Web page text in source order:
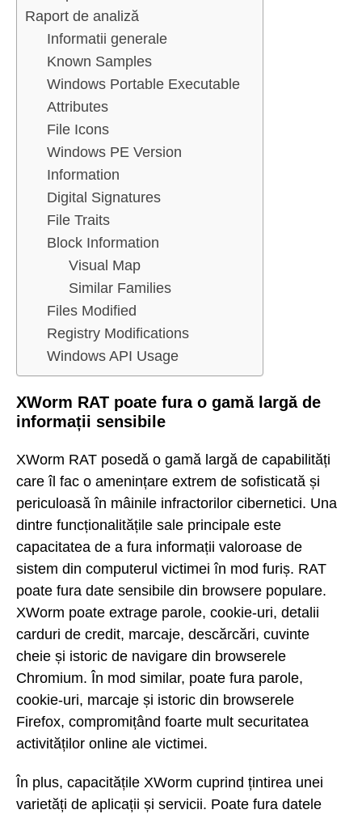
Raport de analiză
Informatii generale
Known Samples
Windows Portable Executable
Attributes
File Icons
Windows PE Version
Information
Digital Signatures
File Traits
Block Information
Visual Map
Similar Families
Files Modified
Registry Modifications
Windows API Usage
XWorm RAT poate fura o gamă largă de
informații sensibile
XWorm RAT posedă o gamă largă de capabilități
care îl fac o amenințare extrem de sofisticată și
periculoasă în mâinile infractorilor cibernetici. Una
dintre funcționalitățile sale principale este
capacitatea de a fura informații valoroase de
sistem din computerul victimei în mod furiș. RAT
poate fura date sensibile din browsere populare.
XWorm poate extrage parole, cookie-uri, detalii
carduri de credit, marcaje, descărcări, cuvinte
cheie și istoric de navigare din browserele
Chromium. În mod similar, poate fura parole,
cookie-uri, marcaje și istoric din browserele
Firefox, compromițând foarte mult securitatea
activităților online ale victimei.
În plus, capacitățile XWorm cuprind țintirea unei
varietăți de aplicații și servicii. Poate fura datele